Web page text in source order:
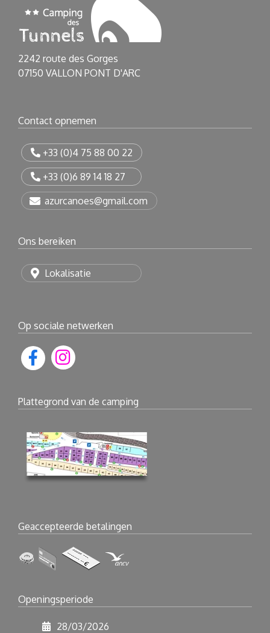
2242 route des Gorges
07150 VALLON PONT D'ARC
Contact opnemen
+33 (0)4 75 88 00 22
+33 (0)6 89 14 18 27
azurcanoes@gmail.com
Ons bereiken
Lokalisatie
Op sociale netwerken
Plattegrond van de camping
Geaccepteerde betalingen
Openingsperiode
28/03/2026